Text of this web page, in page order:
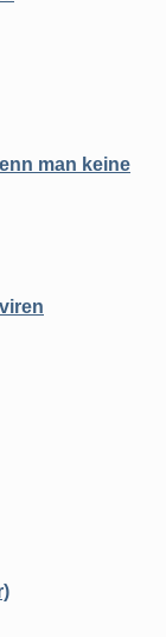
man keine